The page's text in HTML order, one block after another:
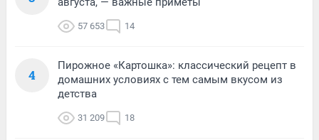
57 653 14
4
Пирожное «Картошка»: классический рецепт в
домашних условиях с тем самым вкусом из
детства
31 209 18